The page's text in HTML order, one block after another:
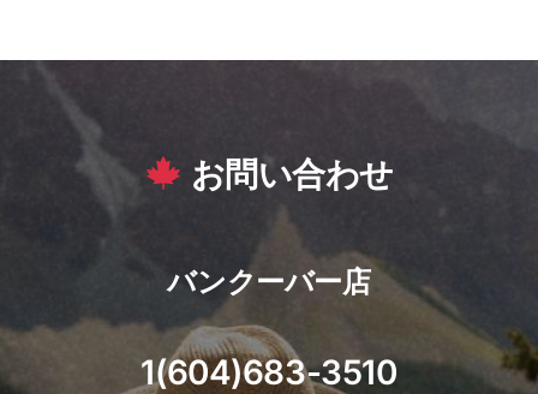
お問い合わせ
バンクーバー店
1(604)683-3510